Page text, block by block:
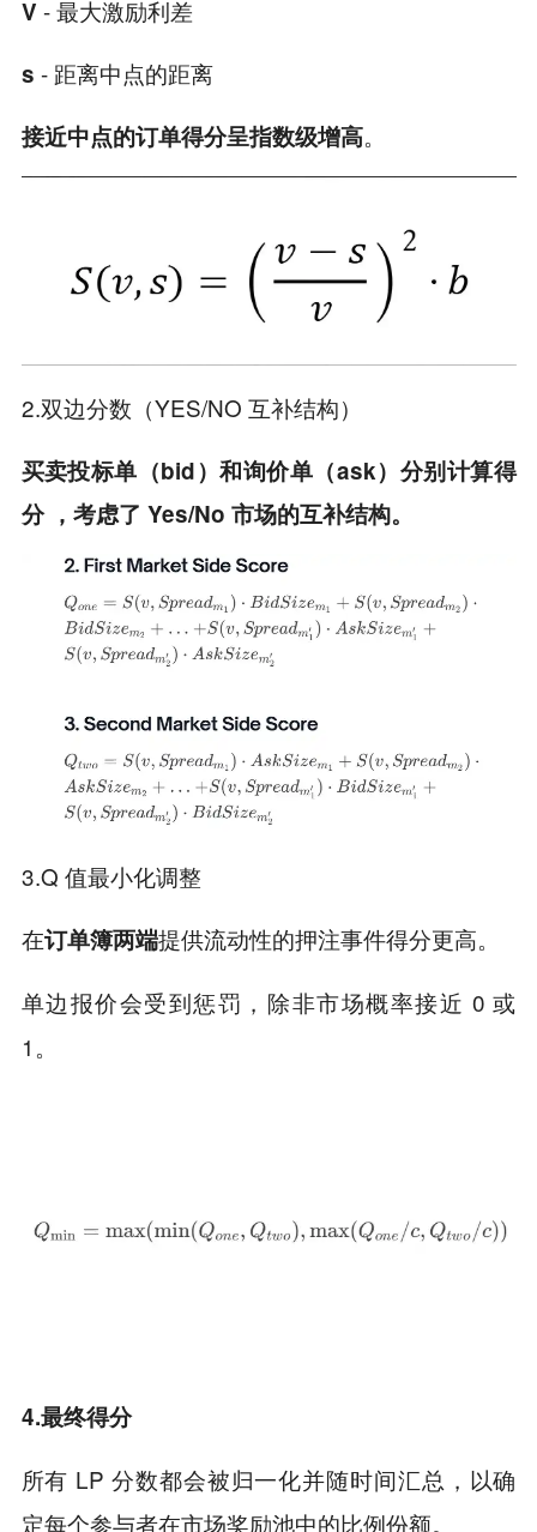
V - 最大激励利差
s - 距离中点的距离
接近中点的订单得分呈指数级增高。
2.双边分数（YES/NO 互补结构）
买卖投标单（bid）和询价单（ask）分别计算得
分 ，考虑了 Yes/No 市场的互补结构。
3.Q 值最小化调整
在订单簿两端提供流动性的押注事件得分更高。
单边报价会受到惩罚，除非市场概率接近 0 或
1。
4.最终得分
所有 LP 分数都会被归一化并随时间汇总，以确
定每个参与者在市场奖励池中的比例份额。